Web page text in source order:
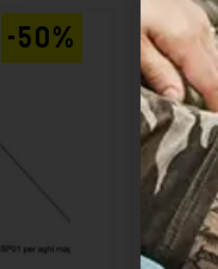
-50%